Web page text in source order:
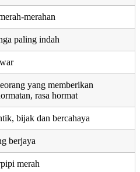
merahan
paling indah
yang memberikan
rasa hormat
bijak dan bercahaya
berjaya
merah